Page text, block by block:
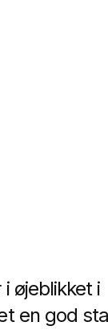
øjeblikket i
en god